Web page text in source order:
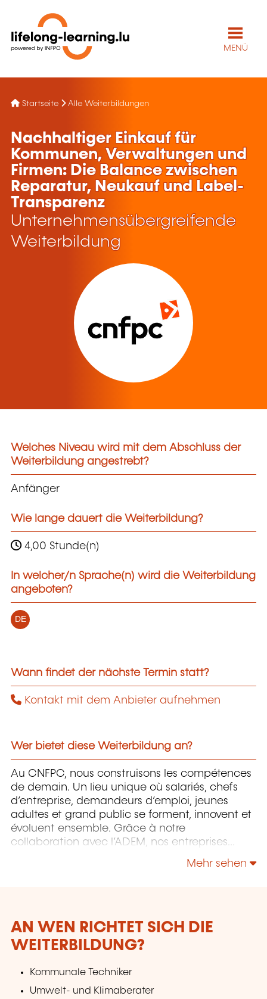
MENÜ
Startseite Alle Weiterbildungen
Nachhaltiger Einkauf für
Kommunen, Verwaltungen und
Firmen: Die Balance zwischen
Reparatur, Neukauf und Label-
Transparenz
Unternehmensübergreifende
Weiterbildung
Welches Niveau wird mit dem Abschluss der
Weiterbildung angestrebt?
Anfänger
Wie lange dauert die Weiterbildung?
4,00 Stunde(n)
In welcher/n Sprache(n) wird die Weiterbildung
angeboten?
DE
Wann findet der nächste Termin statt?
Kontakt mit dem Anbieter aufnehmen
Wer bietet diese Weiterbildung an?
Au CNFPC, nous construisons les compétences
de demain. Un lieu unique où salariés, chefs
d’entreprise, demandeurs d’emploi, jeunes
adultes et grand public se forment, innovent et
évoluent ensemble. Grâce à notre
collaboration avec l’ADEM, nos entreprises
partenaires et nos experts de terrain, nos
formations répondent aux besoins réels du
qui partagent leur expérience du terrain.
Mehr sehen
AN WEN RICHTET SICH DIE
WEITERBILDUNG?
Kommunale Techniker
Umwelt- und Klimaberater